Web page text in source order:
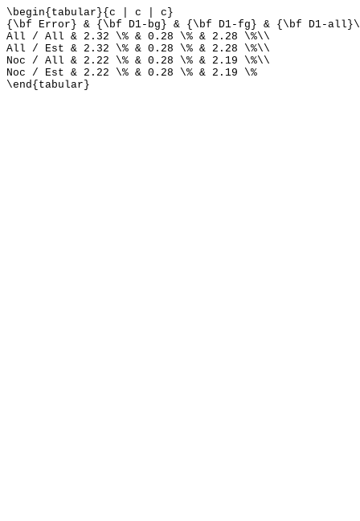
\begin{tabular}{c | c | c}
{\bf Error} & {\bf D1-bg} & {\bf D1-fg} & {\bf D1-
All / All & 2.32 \% & 0.28 \% & 2.28 \%\\
All / Est & 2.32 \% & 0.28 \% & 2.28 \%\\
Noc / All & 2.22 \% & 0.28 \% & 2.19 \%\\
Noc / Est & 2.22 \% & 0.28 \% & 2.19 \%
\end{tabular}